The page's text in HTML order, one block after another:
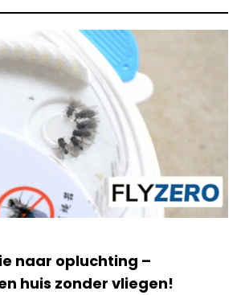
naar opluchting –
huis zonder vliegen!